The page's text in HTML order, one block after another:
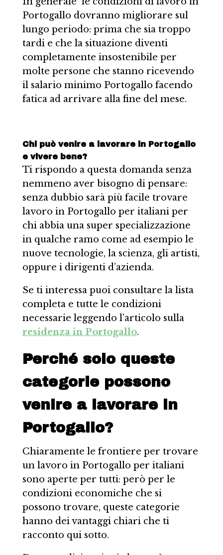
Portogallo dovranno migliorare sul
lungo periodo: prima che sia troppo
tardi e che la situazione diventi
completamente insostenibile per
molte persone che stanno ricevendo
il salario minimo Portogallo facendo
fatica ad arrivare alla fine del mese.
Chi può venire a lavorare in Portogallo
e vivere bene?
Ti rispondo a questa domanda senza
nemmeno aver bisogno di pensare:
senza dubbio sarà più facile trovare
lavoro in Portogallo per italiani per
chi abbia una super specializzazione
in qualche ramo come ad esempio le
nuove tecnologie, la scienza, gli artisti,
oppure i dirigenti d’azienda.
Se ti interessa puoi consultare la lista
completa e tutte le condizioni
necessarie leggendo l’articolo sulla
residenza in Portogallo.
Perché solo queste
categorie possono
venire a lavorare in
Portogallo?
Chiaramente le frontiere per trovare
un lavoro in Portogallo per italiani
sono aperte per tutti: però per le
condizioni economiche che si
possono trovare, queste categorie
hanno dei vantaggi chiari che ti
racconto qui sotto.